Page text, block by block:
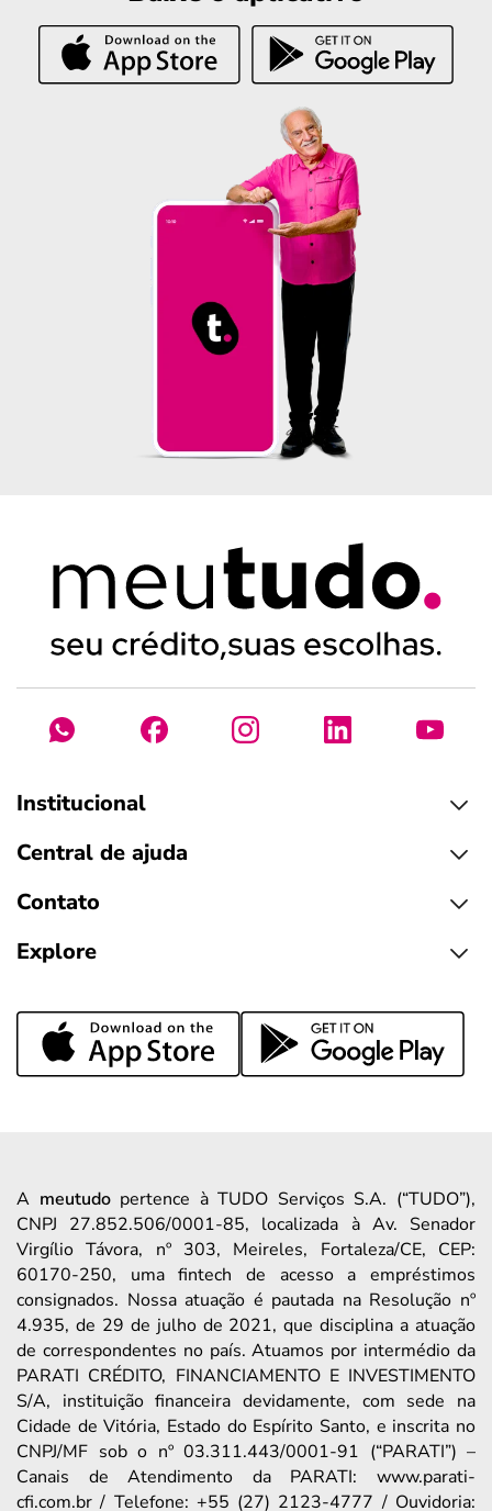
Institucional
Central de ajuda
Contato
Explore
A meutudopertence à TUDO Serviços S.A. (“TUDO”),
CNPJ 27.852.506/0001-85, localizada à Av. Senador
Virgílio Távora, nº 303, Meireles, Fortaleza/CE, CEP:
60170-250, uma fintech de acesso a empréstimos
consignados. Nossa atuação é pautada na Resolução nº
4.935, de 29 de julho de 2021, que disciplina a atuação
de correspondentes no país. Atuamos por intermédio da
PARATI CRÉDITO, FINANCIAMENTO E INVESTIMENTO
S/A, instituição financeira devidamente, com sede na
Cidade de Vitória, Estado do Espírito Santo, e inscrita no
CNPJ/MF sob o nº 03.311.443/0001-91 (“PARATI”) –
Canais de Atendimento da PARATI: www.parati-
cfi.com.br / Telefone: +55 (27) 2123-4777 / Ouvidoria: